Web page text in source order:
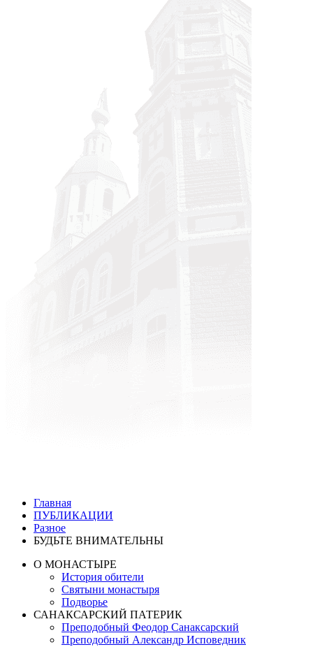
Главная
ПУБЛИКАЦИИ
Разное
БУДЬТЕ ВНИМАТЕЛЬНЫ
О МОНАСТЫРЕ
История обители
Святыни монастыря
Подворье
САНАКСАРСКИЙ ПАТЕРИК
Преподобный Феодор Санаксарский
Преподобный Александр Исповедник